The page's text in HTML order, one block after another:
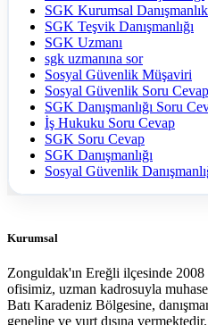
SGK Kurumsal Danışmanlık
SGK Teşvik Danışmanlığı
SGK Uzmanı
sgk uzmanına sor
Sosyal Güvenlik Müşaviri
Sosyal Güvenlik Soru Cevap
SGK Danışmanlığı Soru
İş Hukuku Soru Cevap
SGK Soru Cevap
SGK Danışmanlığı
Sosyal Güvenlik
Kurumsal
Zonguldak'ın Ereğli ilçesinde
ofisimiz, uzman kadrosuyla
Batı Karadeniz Bölgesine,
geneline ve yurt dışına